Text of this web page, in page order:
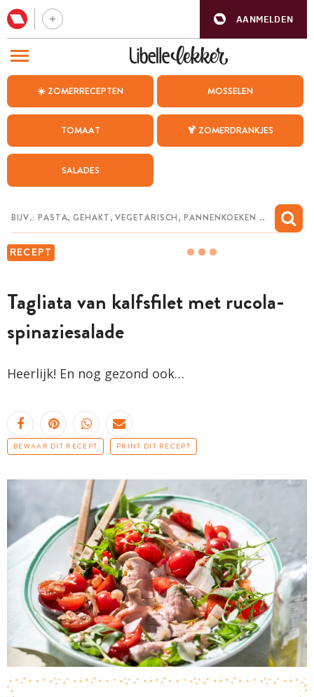
AANMELDEN
☀️ ZOMERRECEPTEN MOSSELEN
TOMAAT 🍹 ZOMERDRANKJES
SALADES
RECEPT
Tagliata van kalfsfilet met rucola-
spinaziesalade
Heerlijk! En nog gezond ook…
BEWAAR DIT RECEPT PRINT DIT RECEPT
BEZOEK ONZE ANDERE WEBSITES
WEEKMENU
CHAT MET MAIA
MIJN BEWAARDE RECEPTEN